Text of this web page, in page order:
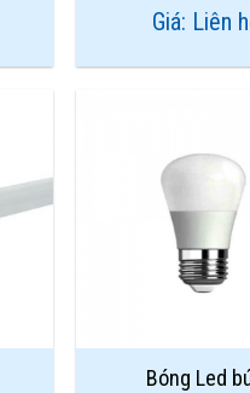
Giá: Liên
Bóng Led